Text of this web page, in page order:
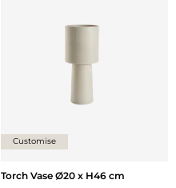
Customise
Torch Vase Ø20 x H46 cm